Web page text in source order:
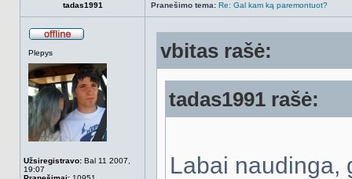
tadas1991 Pranešimo tema: Re: Gal kam ką paremontuot?
Plepys
Užsiregistravo: Bal 11 2007,
19:07
vbitas rašė:
tadas1991 rašė:
Labai naudinga,